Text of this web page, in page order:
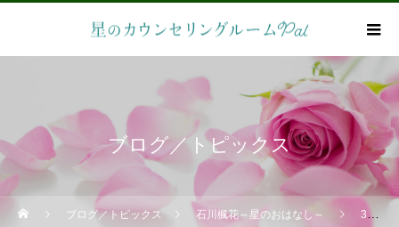
ブログ／トピックス
ブログ／トピックス 石川楓花～星のおはなし～ 3月のコラム 「春の始まりは1年の始まり」